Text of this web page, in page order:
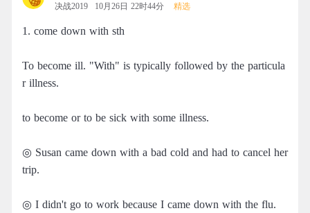
决战2019 10月26日 22时44分 精选
1. come down with sth
To become ill. "With" is typically followed by the particula
r illness.
to become or to be sick with some illness.
◎ Susan came down with a bad cold and had to cancel her
trip.
◎ I didn't go to work because I came down with the flu.